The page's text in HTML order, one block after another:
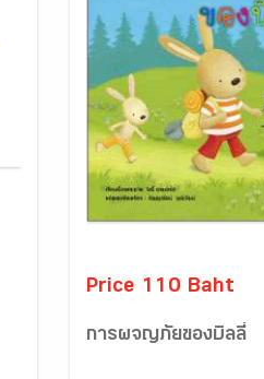
Price 110 Baht
การผจญภัยของบิลลี่